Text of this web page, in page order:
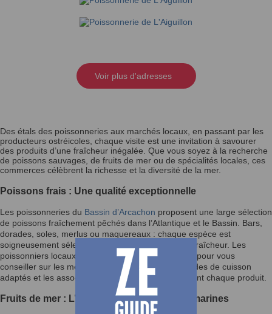
Voir plus d'adresses
Des étals des poissonneries aux marchés locaux, en passant par les
producteurs ostréicoles, chaque visite est une invitation à savourer
des produits d’une fraîcheur inégalée. Que vous soyez à la recherche
de poissons sauvages, de fruits de mer ou de spécialités locales, ces
commerces célèbrent la richesse et la diversité de la mer.
Poissons frais : Une qualité exceptionnelle
Les poissonneries du Bassin d’Arcachon proposent une large sélection
de poissons fraîchement pêchés dans l’Atlantique et le Bassin. Bars,
dorades, soles, merlus ou maquereaux : chaque espèce est
soigneusement sélectionnée pour sa qualité et sa fraîcheur. Les
poissonniers locaux, véritables passionnés, sont là pour vous
conseiller sur les meilleurs choix de saison, les modes de cuisson
adaptés et les associations culinaires qui sublimeront chaque produit.
Fruits de mer : L’authenticité des saveurs marines